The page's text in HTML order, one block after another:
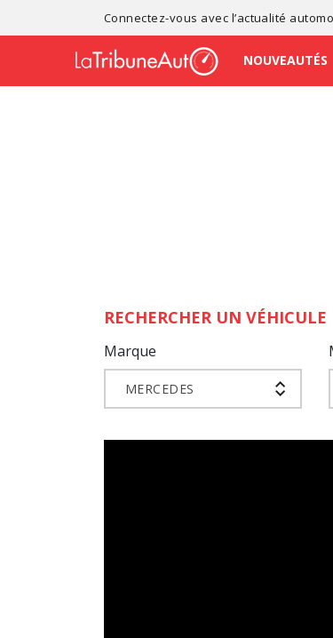
Connectez-vous avec l’actualité
NOUVEAUTÉS
RECHERCHER UN VÉHICULE
Marque
MERCEDES